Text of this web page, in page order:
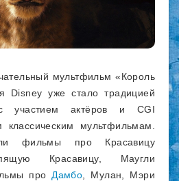
мультфильм «Король
Disney уже стало традицией
участием актёров и CGI
мультфильмам.
фильмы про Красавицу
Красавицу, Маугли
про Дамбо , Мулан, Мэри